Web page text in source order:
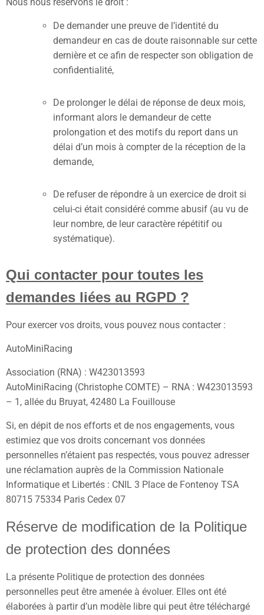
De demander une preuve de l’identité du
demandeur en cas de doute raisonnable sur cette
dernière et ce afin de respecter son obligation de
confidentialité,
De prolonger le délai de réponse de deux mois,
informant alors le demandeur de cette
prolongation et des motifs du report dans un
délai d’un mois à compter de la réception de la
demande,
De refuser de répondre à un exercice de droit si
celui-ci était considéré comme abusif (au vu de
leur nombre, de leur caractère répétitif ou
systématique).
Qui contacter pour toutes les
demandes liées au RGPD ?
Pour exercer vos droits, vous pouvez nous contacter :
AutoMiniRacing
Association (RNA) : W423013593
AutoMiniRacing (Christophe COMTE) – RNA : W423013593
– 1, allée du Bruyat, 42480 La Fouillouse
Si, en dépit de nos efforts et de nos engagements, vous
estimiez que vos droits concernant vos données
personnelles n’étaient pas respectés, vous pouvez adresser
une réclamation auprès de la Commission Nationale
Informatique et Libertés : CNIL 3 Place de Fontenoy TSA
80715 75334 Paris Cedex 07
Réserve de modification de la Politique
de protection des données
La présente Politique de protection des données
personnelles peut être amenée à évoluer. Elles ont été
élaborées à partir d’un modèle libre qui peut être téléchargé